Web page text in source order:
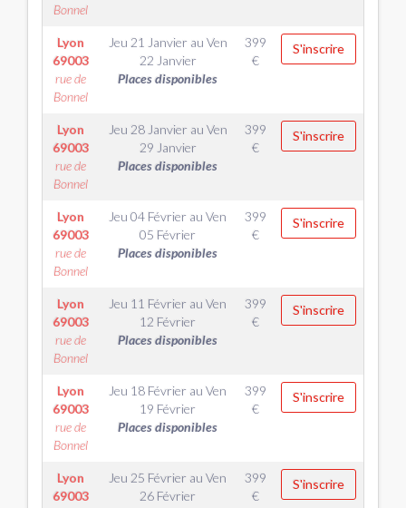
Bonnel
Lyon
69003
rue de
Bonnel
Jeu 21 Janvier au Ven
22 Janvier
Places disponibles
399
€
S'inscrire
Lyon
69003
rue de
Bonnel
Jeu 28 Janvier au Ven
29 Janvier
Places disponibles
399
€
S'inscrire
Lyon
69003
rue de
Bonnel
Jeu 04 Février au Ven
05 Février
Places disponibles
399
€
S'inscrire
Lyon
69003
rue de
Bonnel
Jeu 11 Février au Ven
12 Février
Places disponibles
399
€
S'inscrire
Lyon
69003
rue de
Bonnel
Jeu 18 Février au Ven
19 Février
Places disponibles
399
€
S'inscrire
Lyon
69003
Jeu 25 Février au Ven
26 Février
399
€
S'inscrire